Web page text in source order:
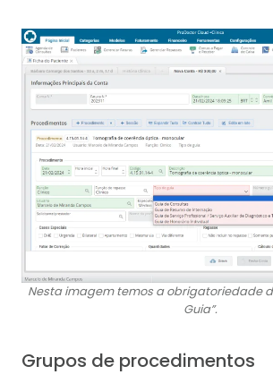
Nesta imagem temos a obrigatoriedade
Guia”.
Grupos de procedimentos